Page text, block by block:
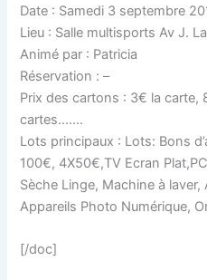
Date : Samedi 3 septembre
Lieu : Salle multisports Av J.
Animé par : Patricia
Réservation : –
Prix des cartons : 3€ la carte,
cartes…….
Lots principaux : Lots: Bons
100€, 4X50€,TV Ecran
Sèche Linge, Machine à laver,
Appareils Photo Numérique,
[/doc]